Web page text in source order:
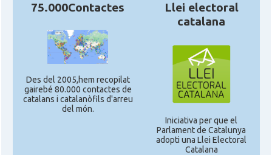
75.000Contactes
Des del 2005,hem recopilat
gairebé 80.000 contactes de
catalans i catalanòfils d'arreu
del món.
Llei electoral
catalana
Iniciativa per que el
Parlament de Catalunya
adopti una Llei Electoral
Catalana